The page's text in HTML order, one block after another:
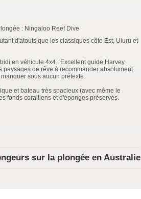
: Ningaloo Reef Dive
d'atouts que les classiques côte Est, Uluru et
en véhicule 4x4 : Excellent guide Harvey
de rêve à recommander absolument
sous aucun prétexte.
et bateau très spacieux (avec même le
fonds coralliens et d'éponges préservés.
sur la plongée en Australie